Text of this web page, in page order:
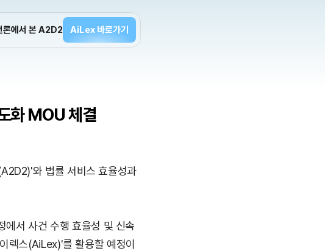
화 MOU 체결
와 법률 서비스 효율성과
에서 사건 수행 효율성 및 신속
렉스(AiLex)'를 활용할 예정이
론에서 본 A2D2 AiLex 바로가기